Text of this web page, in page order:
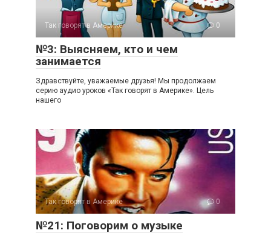
Так говорят в Америке 0
№3: Выясняем, кто и чем
занимается
Здравствуйте, уважаемые друзья! Мы продолжаем
серию аудио уроков «Так говорят в Америке». Цель
нашего
Так говорят в Америке 0
№21: Поговорим о музыке